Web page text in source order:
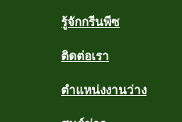
รู้จักกรีนพีซ
ติดต่อเรา
ตำแหน่งงานว่าง